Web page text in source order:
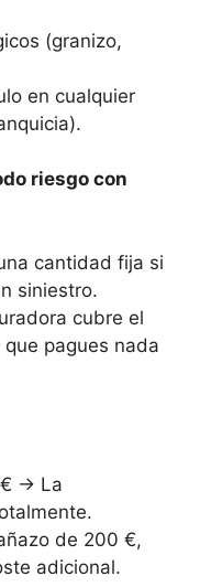
(granizo,
en cualquier
riesgo con
cantidad fija si
siniestro.
cubre el
pagues nada
€ → La
de 200 €,
adicional.